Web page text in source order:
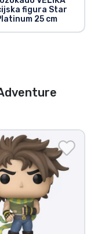
figura Star
25 cm